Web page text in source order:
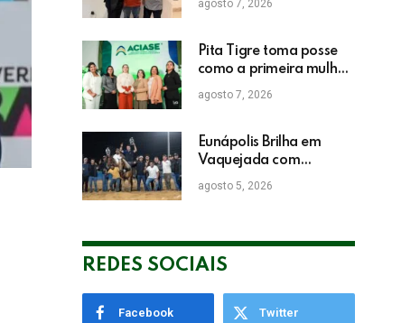
Crime Eleitoral no TRE
agosto 7, 2026
Pita Tigre toma posse
como a primeira mulher
a presidir a ACIASE e
anuncia a retomada do
Empresarial
agosto 7, 2026
Eunápolis Brilha em
Vaquejada com
Bicampeonato de
Arnaldo Guerrieri
agosto 5, 2026
REDES SOCIAIS
Facebook Twitter